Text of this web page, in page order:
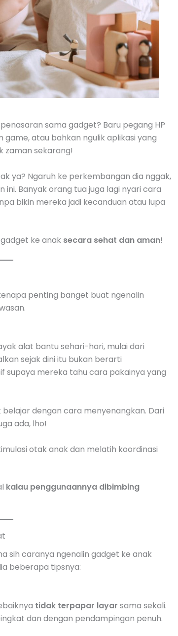
sama gadget? Baru pegang HP
game, atau bahkan ngulik aplikasi yang
zaman sekarang!
ya? Ngaruh ke perkembangan dia nggak,
ini. Banyak orang tua juga lagi nyari cara
bikin mereka jadi kecanduan atau lupa
ke anak secara sehat dan aman!
penting banget buat ngenalin
alat bantu sehari-hari, mulai dari
sejak dini itu bukan berarti
supaya mereka tahu cara pakainya yang
dengan cara menyenangkan. Dari
ada, lho!
otak anak dan melatih koordinasi
kalau penggunaannya dibimbing
sih caranya ngenalin gadget ke anak
beberapa tipsnya:
tidak terpapar layar sama sekali.
dan dengan pendampingan penuh.